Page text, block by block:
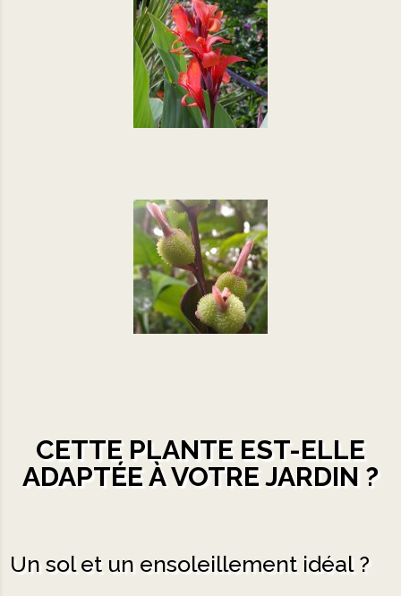
CETTE PLANTE EST-ELLE
ADAPTÉE À VOTRE JARDIN ?
Un sol et un ensoleillement idéal ?